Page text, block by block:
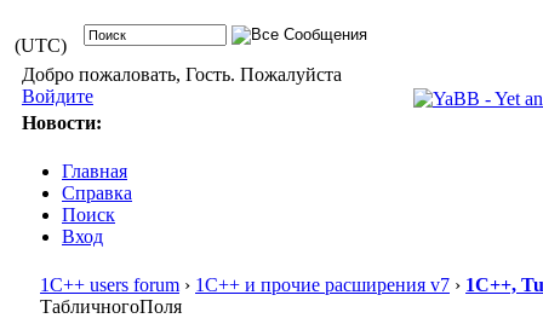
(UTC)
Добро пожаловать, Гость. Пожалуйста
Войдите
Новости:
Главная
Справка
Поиск
Вход
1С++ users forum › 1С++ и прочие расширения v7 › 1С++,
ТабличногоПоля